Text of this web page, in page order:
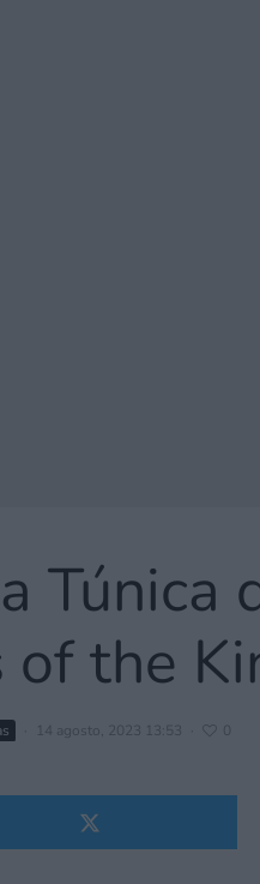
Túnica
of the
14 agosto, 2023 13:53 0